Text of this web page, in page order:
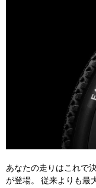
あなたの走りはこれで決
が登場。 従来よりも最